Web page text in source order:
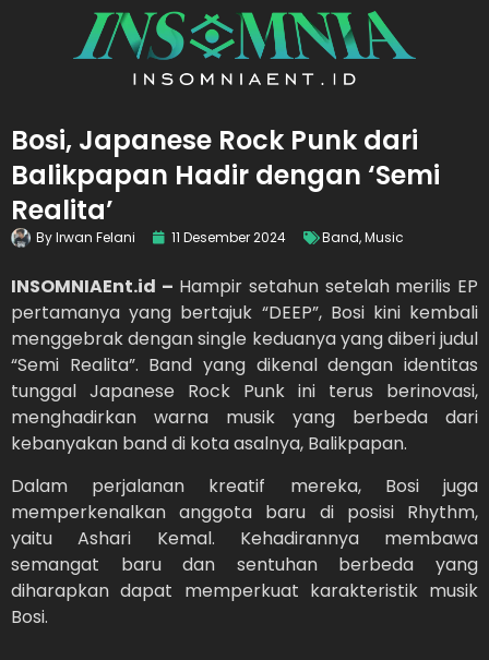
Bosi, Japanese Rock Punk dari
Balikpapan Hadir dengan ‘Semi
Realita’
ByIrwan Felani 11 Desember 2024 Band,Music
INSOMNIAEnt.id – Hampir setahun setelah merilis EP
pertamanya yang bertajuk “DEEP”, Bosi kini kembali
menggebrak dengan single keduanya yang diberi judul
“Semi Realita”. Band yang dikenal dengan identitas
tunggal Japanese Rock Punk ini terus berinovasi,
menghadirkan warna musik yang berbeda dari
kebanyakan band di kota asalnya, Balikpapan.
Dalam perjalanan kreatif mereka, Bosi juga
memperkenalkan anggota baru di posisi Rhythm,
yaitu Ashari Kemal. Kehadirannya membawa
semangat baru dan sentuhan berbeda yang
diharapkan dapat memperkuat karakteristik musik
Bosi.